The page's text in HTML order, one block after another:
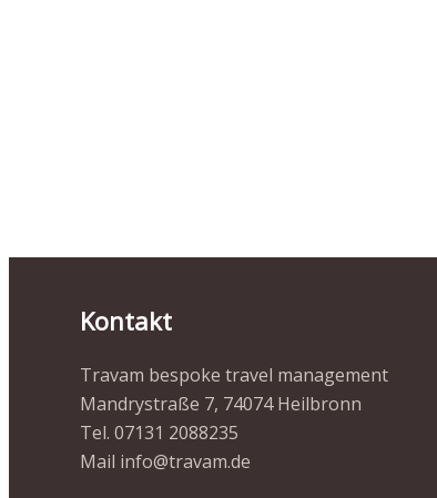
Kontakt
Travam bespoke travel management
Mandrystraße 7, 74074 Heilbronn
Tel. 07131 2088235
Mail info@travam.de